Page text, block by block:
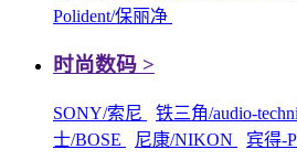
Polident/保丽净
时尚数码 >
SONY/索尼 铁三角/audio-
士/BOSE
尼康/NIKON 宾得-